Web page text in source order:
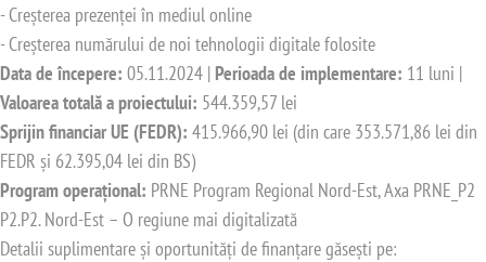
- Creșterea prezenței în mediul online
- Creșterea numărului de noi tehnologii digitale folosite
Data de începere: 05.11.2024 | Perioada de implementare: 11 luni |
Valoarea totală a proiectului: 544.359,57 lei
Sprijin financiar UE (FEDR): 415.966,90 lei (din care 353.571,86 lei din
FEDR și 62.395,04 lei din BS)
Program operațional: PRNE Program Regional Nord-Est, Axa PRNE_P2
P2.P2. Nord-Est – O regiune mai digitalizată
Detalii suplimentare și oportunități de finanțare găsești pe: